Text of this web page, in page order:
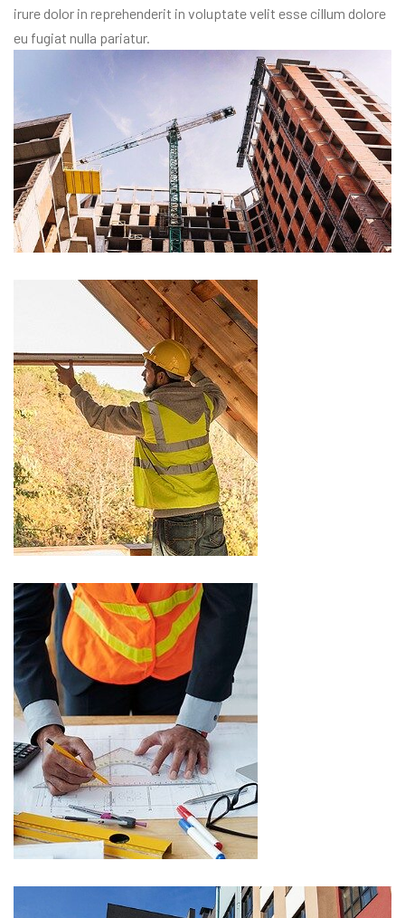
irure dolor in reprehenderit in voluptate velit esse cillum dolore
eu fugiat nulla pariatur.